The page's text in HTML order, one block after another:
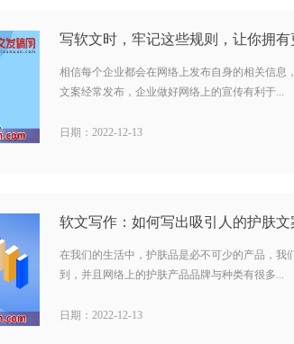
相信每个企业都会在网络上发布自身的相关信息
文案经常发布，企业做好网络上的宣传有利于...
日期：2022-12-13
在我们的生活中，护肤品是必不可少的产品，我
到，并且网络上的护肤产品品牌与种类有很多...
日期：2022-12-13